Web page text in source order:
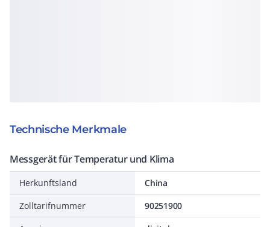
Technische Merkmale
Messgerät für Temperatur und Klima
Herkunftsland
China
Zolltarifnummer
90251900